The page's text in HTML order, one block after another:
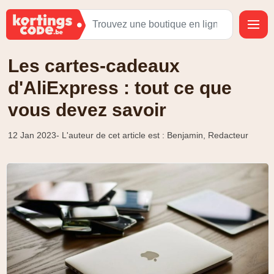
Les cartes-cadeaux
d'AliExpress : tout ce que
vous devez savoir
12 Jan 2023- L'auteur de cet article est : Benjamin, Redacteur